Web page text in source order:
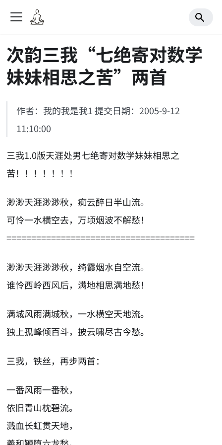
次韵三我“七绝寄对数学
妹妹相思之苦”两首
作者：我的我是我1 提交日期：2005-9-12
11:10:00
三我1.0版天涯处男七绝寄对数学妹妹相思之
苦！！！！！！！
渺渺天涯渺渺秋，痴云醉日半山流。
可怜一水横空去，万顷烟波不解愁！
======================================
渺渺天涯渺渺秋，绮霞烟水自空流。
谁怜西岭西风后，满地相思满地愁！
满城风雨满城秋，一水横空天地流。
独上孤峰倾百斗，披云啸尽古今愁。
三我，铁丝，再步两首：
一番风雨一番秋，
依旧青山枕碧流。
溅血长虹贯天地，